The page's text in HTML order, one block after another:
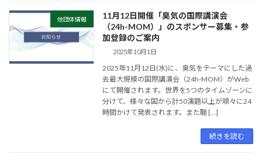
他団体情報
11月12日開催「臭気の国際講演会
（24h-MOM）」のスポンサー募集・参
加登録のご案内
2025年10月1日
2025年11月12日(水)に、臭気をテーマにした過
去最大規模の国際講演会（24h-MOM）がWeb
にて開催されます。世界を5つのタイムゾーンに
分けて、様々な国から計50演題以上が順々に24
時間かけて発表されます。また聴 […]
続きを読む